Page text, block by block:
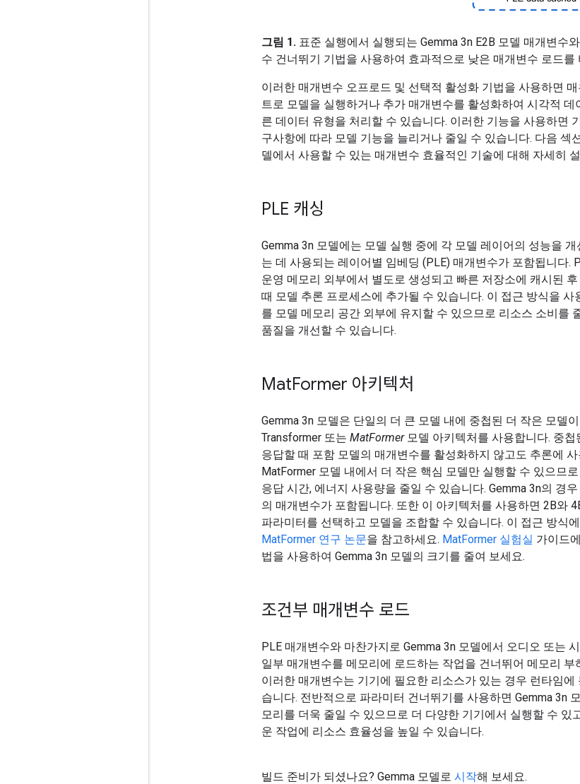
그림 1. 표준 실행에서 실행되는 Gemma 3n E2B 모델 매개변수
수 건너뛰기 기법을 사용하여 효과적으로 낮은 매개변수 로드를
이러한 매개변수 오프로드 및 선택적 활성화 기법을 사용하면
트로 모델을 실행하거나 추가 매개변수를 활성화하여 시각적 데
른 데이터 유형을 처리할 수 있습니다. 이러한 기능을 사용하면
구사항에 따라 모델 기능을 늘리거나 줄일 수 있습니다. 다음 섹
델에서 사용할 수 있는 매개변수 효율적인 기술에 대해 자세히
PLE 캐싱
Gemma 3n 모델에는 모델 실행 중에 각 모델 레이어의 성능을
는 데 사용되는 레이어별 임베딩 (PLE) 매개변수가 포함됩니다.
운영 메모리 외부에서 별도로 생성되고 빠른 저장소에 캐시된
때 모델 추론 프로세스에 추가될 수 있습니다. 이 접근 방식을 사
를 모델 메모리 공간 외부에 유지할 수 있으므로 리소스 소비를
품질을 개선할 수 있습니다.
MatFormer 아키텍처
Gemma 3n 모델은 단일의 더 큰 모델 내에 중첩된 더 작은 모델
Transformer 또는 MatFormer모델 아키텍처를 사용합니다. 중첩
응답할 때 포함 모델의 매개변수를 활성화하지 않고도 추론에
MatFormer 모델 내에서 더 작은 핵심 모델만 실행할 수 있으므
응답 시간, 에너지 사용량을 줄일 수 있습니다. Gemma 3n의 경
의 매개변수가 포함됩니다. 또한 이 아키텍처를 사용하면 2B와
파라미터를 선택하고 모델을 조합할 수 있습니다. 이 접근 방식
MatFormer 연구 논문을 참고하세요. MatFormer 실험실 가이드
법을 사용하여 Gemma 3n 모델의 크기를 줄여 보세요.
조건부 매개변수 로드
PLE 매개변수와 마찬가지로 Gemma 3n 모델에서 오디오 또는
일부 매개변수를 메모리에 로드하는 작업을 건너뛰어 메모리 부
이러한 매개변수는 기기에 필요한 리소스가 있는 경우 런타임에
습니다. 전반적으로 파라미터 건너뛰기를 사용하면 Gemma 3n
모리를 더욱 줄일 수 있으므로 더 다양한 기기에서 실행할 수 있
운 작업에 리소스 효율성을 높일 수 있습니다.
빌드 준비가 되셨나요? Gemma 모델로 시작해 보세요.